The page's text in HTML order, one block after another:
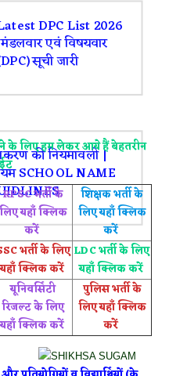
DPC List 2026
एवं विषयवार
सूची जारी
की नियमावली |
SCHOOL NAME
के लिए हम लेकर आये हैं बेहतरीन
RPSC भर्ती के
लिए यहाँ क्लिक
करें
शिक्षक भर्ती के
लिए यहाँ क्लिक
करें
भर्ती के लिए
यहाँ क्लिक करें
LDC भर्ती के लिए
यहाँ क्लिक करें
यूनिवर्सिटी
रिजल्ट के लिए
यहाँ क्लिक करें
पुलिस भर्ती के
लिए यहाँ क्लिक
करें